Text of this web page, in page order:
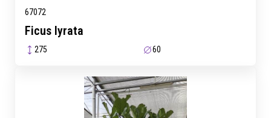
67072
Ficus lyrata
275 60